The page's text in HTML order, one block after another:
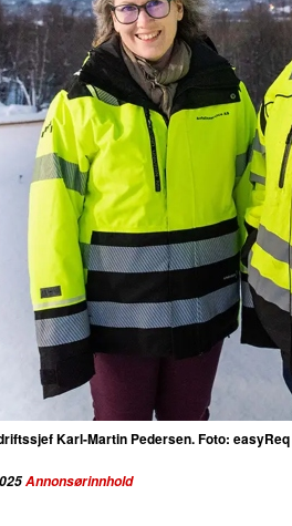
Karl-Martin Pedersen. Foto: easyReq
Annonsørinnhold